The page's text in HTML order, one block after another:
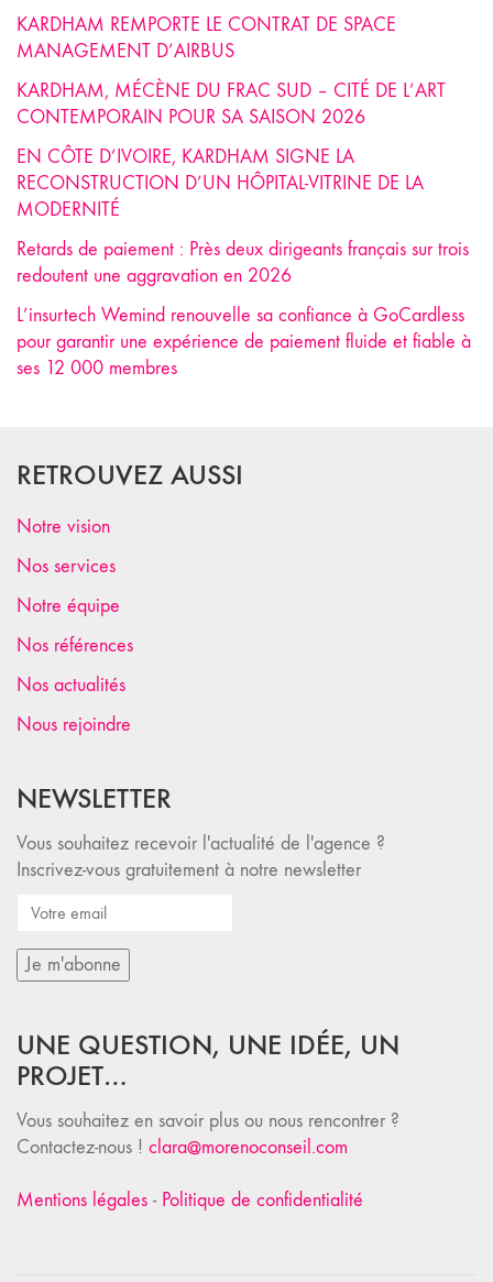
KARDHAM REMPORTE LE CONTRAT DE SPACE
MANAGEMENT D’AIRBUS
KARDHAM, MÉCÈNE DU FRAC SUD – CITÉ DE L’ART
CONTEMPORAIN POUR SA SAISON 2026
EN CÔTE D’IVOIRE, KARDHAM SIGNE LA
RECONSTRUCTION D’UN HÔPITAL-VITRINE DE LA
MODERNITÉ
Retards de paiement : Près deux dirigeants français sur trois
redoutent une aggravation en 2026
L’insurtech Wemind renouvelle sa confiance à GoCardless
pour garantir une expérience de paiement fluide et fiable à
ses 12 000 membres
RETROUVEZ AUSSI
Notre vision
Nos services
Notre équipe
Nos références
Nos actualités
Nous rejoindre
NEWSLETTER
Vous souhaitez recevoir l'actualité de l'agence ?
Inscrivez-vous gratuitement à notre newsletter
UNE QUESTION, UNE IDÉE, UN
PROJET…
Vous souhaitez en savoir plus ou nous rencontrer ?
Contactez-nous ! clara@morenoconseil.com
Mentions légales - Politique de confidentialité